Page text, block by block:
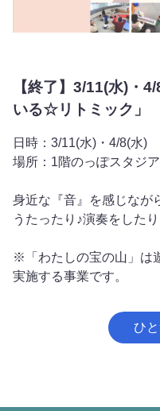
【終了】3/11(水)・
いる☆リトミック」
日時：3/11(水)・4/8(水)
場所：1階のっぽスタジ
身近な『音』を感じなが
うたったり♪演奏をした
※「わたしの宝の山」は
実施する事業です。
ひ